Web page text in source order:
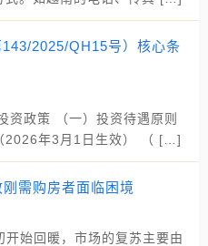
2025/QH15号）核心条
资政策 （一）投资待遇原则
2026年3月1日生效） （ […]
需购房者面临困境
始回暖，市场的复苏主要由